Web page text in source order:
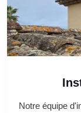
Notre équipe